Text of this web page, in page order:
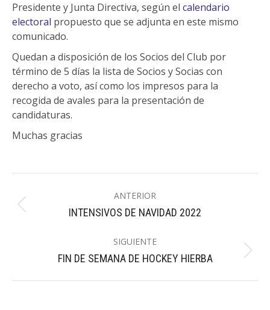
Presidente y Junta Directiva, según el calendario
electoral propuesto que se adjunta en este mismo
comunicado.
Quedan a disposición de los Socios del Club por
término de 5 días la lista de Socios y Socias con
derecho a voto, así como los impresos para la
recogida de avales para la presentación de
candidaturas.
Muchas gracias
entre
ANTERIOR
Publicación
INTENSIVOS DE NAVIDAD 2022
SIGUIENTE
Publicación
FIN DE SEMANA DE HOCKEY HIERBA